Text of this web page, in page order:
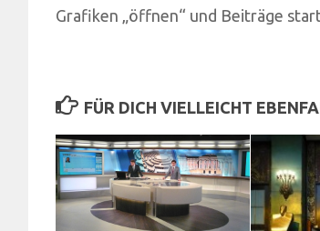
Grafiken „öffnen“ und Beiträge
FÜR DICH VIELLEICHT